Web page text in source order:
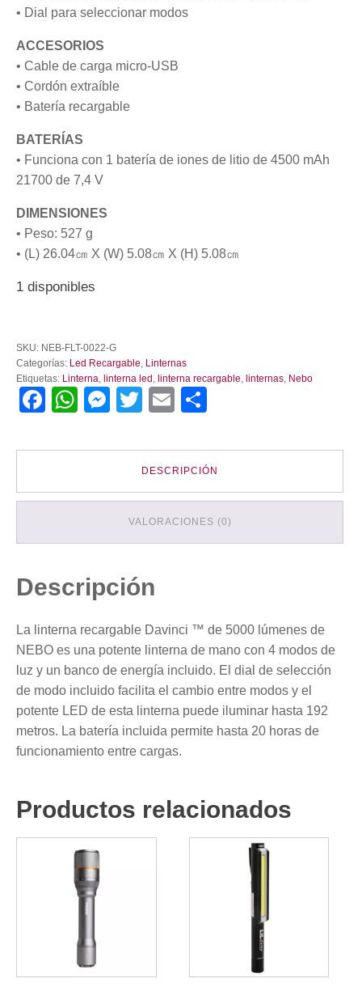
• Dial para seleccionar modos
ACCESORIOS
• Cable de carga micro-USB
• Cordón extraíble
• Batería recargable
BATERÍAS
• Funciona con 1 batería de iones de litio de 4500 mAh
21700 de 7,4 V
DIMENSIONES
• Peso: 527 g
• (L) 26.04㎝ X (W) 5.08㎝ X (H) 5.08㎝
1 disponibles
Nebo
Davinci
5000
SKU: NEB-FLT-0022-G
Categorías: Led Recargable Linternas
Etiquetas: Linterna linterna led linterna recargable linternas Nebo
Facebook
WhatsApp
Messenger
TwitterEmail
DESCRIPCIÓN
VALORACIONES (0)
Descripción
La linterna recargable Davinci ™ de 5000 lúmenes de
NEBO es una potente linterna de mano con 4 modos de
luz y un banco de energía incluido. El dial de selección
de modo incluido facilita el cambio entre modos y el
potente LED de esta linterna puede iluminar hasta 192
metros. La batería incluida permite hasta 20 horas de
funcionamiento entre cargas.
Productos relacionados